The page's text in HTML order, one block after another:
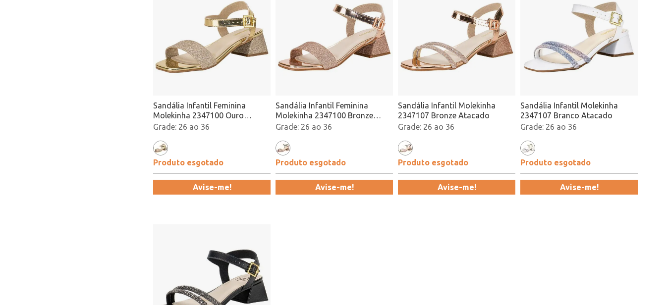
Sandália Infantil Feminina
Molekinha 2347100 Ouro
Atacado26 ao 36
Produto esgotado
Avise-me!
Sandália Infantil Feminina
Molekinha 2347100 Bronze
Atacado26 ao 36
Produto esgotado
Avise-me!
Sandália Infantil Molekinha
2347107 Bronze Atacado
26 ao 36
Produto esgotado
Avise-me!
Sandália Infantil Molekinha
2347107 Branco Atacado
26 ao 36
Produto esgotado
Avise-me!